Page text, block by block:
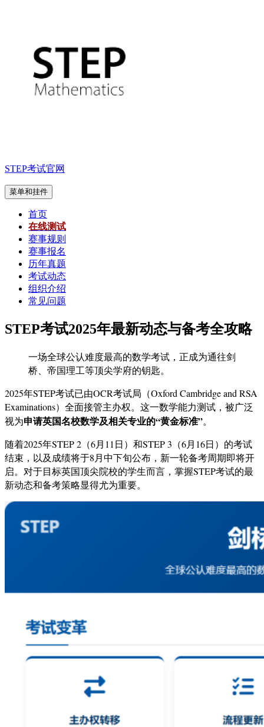
STEP考试官网
菜单和挂件
首页
在线测试
赛事规则
赛事报名
历年真题
考试动态
组织介绍
常见问题
STEP考试2025年最新动态与备考全攻略
一场全球公认难度最高的数学考试，正成为通往剑
桥、帝国理工等顶尖学府的钥匙。
2025年STEP考试已由OCR考试局（Oxford Cambridge and RSA
Examinations）全面接管主办权。这一数学能力测试，被广泛
视为申请英国名校数学及相关专业的“黄金标准”。
随着2025年STEP 2（6月11日）和STEP 3（6月16日）的考试
结束，以及成绩将于8月中下旬公布，新一轮备考周期即将开
启。对于目标英国顶尖院校的学生而言，掌握STEP考试的最
新动态和备考策略显得尤为重要。